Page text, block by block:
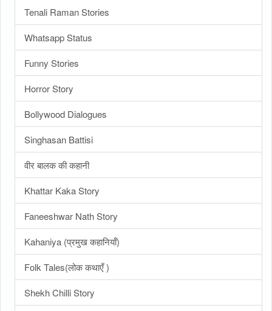
Tenali Raman Stories
Whatsapp Status
Funny Stories
Horror Story
Bollywood Dialogues
Singhasan Battisi
वीर बालक की कहानी
Khattar Kaka Story
Faneeshwar Nath Story
Kahaniya (प्रमुख कहानियाँ)
Folk Tales(लोक कथाएँ )
Shekh Chilli Story